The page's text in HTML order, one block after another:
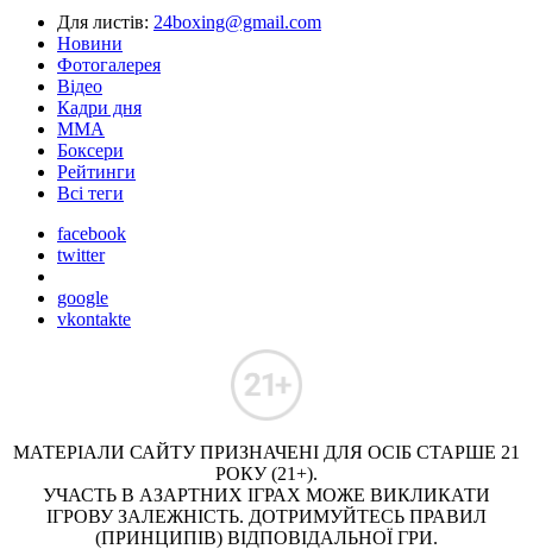
Для листів: 24boxing@gmail.com
Новини
Фотогалерея
Відео
Кадри дня
ММА
Боксери
Рейтинги
Всі теги
facebook
twitter
google
vkontakte
МАТЕРІАЛИ САЙТУ ПРИЗНАЧЕНІ ДЛЯ ОСІБ СТАРШЕ 21
РОКУ (21+).
УЧАСТЬ В АЗАРТНИХ ІГРАХ МОЖЕ ВИКЛИКАТИ
ІГРОВУ ЗАЛЕЖНІСТЬ. ДОТРИМУЙТЕСЬ ПРАВИЛ
(ПРИНЦИПІВ) ВІДПОВІДАЛЬНОЇ ГРИ.